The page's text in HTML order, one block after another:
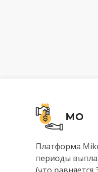
MO
Платформа
периоды